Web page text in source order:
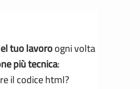
tuo lavoroogni volta
più tecnica:
il codice html?